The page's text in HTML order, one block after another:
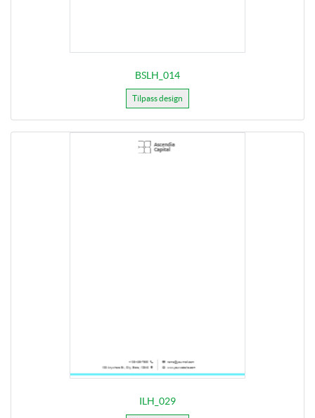
BSLH_014
Tilpass design
ILH_029